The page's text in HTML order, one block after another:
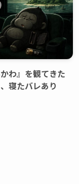
わ』を観てきた
寝たバレあり